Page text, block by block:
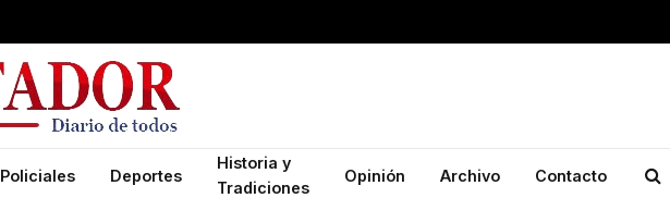
Policiales Deportes
Historia y
Tradiciones
Opinión Archivo Contacto